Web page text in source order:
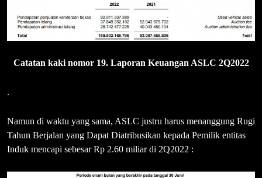
Catatan kaki nomor 19. Laporan Keuangan ASLC 2Q2022
.
Namun di waktu yang sama, ASLC justru harus menanggung Rugi
Tahun Berjalan yang Dapat Diatribusikan kepada Pemilik entitas
Induk mencapi sebesar Rp 2.60 miliar di 2Q2022 :